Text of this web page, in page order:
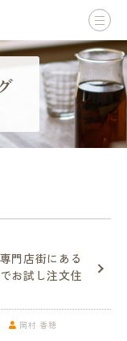
門店街にある
お試し注文住
岡村 香穂